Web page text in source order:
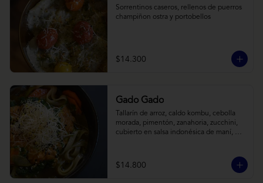
Sorrentinos caseros, rellenos de puerros
champiñon ostra y portobellos
$14.300
Gado Gado
Tallarín de arroz, caldo kombu, cebolla
morada, pimentón, zanahoria, zucchini,
cubierto en salsa indonésica de maní,
$14.800